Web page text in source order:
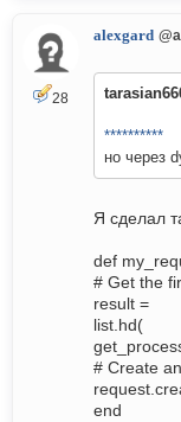
28
alexgard
**********
но через
Я сделал
def
# Get the
result =
list.hd(
# Create
end